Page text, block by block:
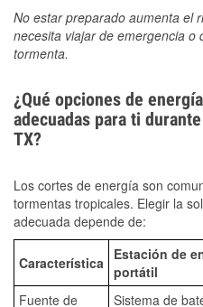
No estar preparado aumenta el
necesita viajar de emergencia o
tormenta.
¿Qué opciones de
adecuadas para ti
TX?
Los cortes de energía son
tormentas tropicales. Elegir la
adecuada depende de:
Característica
Estación de
portátil
Fuente de Sistema de